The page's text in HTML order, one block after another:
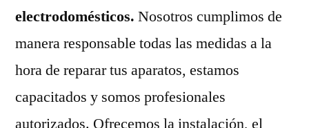
electrodomésticos. Nosotros cumplimos de
manera responsable todas las medidas a la
hora de reparar tus aparatos, estamos
capacitados y somos profesionales
autorizados. Ofrecemos la instalación, el